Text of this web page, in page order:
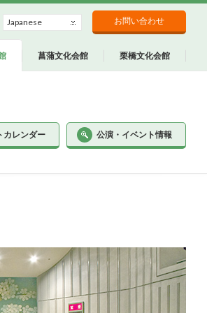
菖蒲文化会館 栗橋文化会館
Japanese お問い合わせ
カレンダー 公演・イベント情報